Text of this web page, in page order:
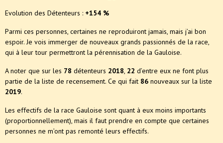
Evolution des Détenteurs : +154 %
Parmi ces personnes, certaines ne reproduiront jamais, mais j’ai bon
espoir. Je vois immerger de nouveaux grands passionnés de la race,
qui à leur tour permettront la pérennisation de la Gauloise.
A noter que sur les 78 détenteurs 2018, 22 d’entre eux ne font plus
partie de la liste de recensement. Ce qui fait 86 nouveaux sur la liste
2019.
Les effectifs de la race Gauloise sont quant à eux moins importants
(proportionnellement), mais il faut prendre en compte que certaines
personnes ne m’ont pas remonté leurs effectifs.